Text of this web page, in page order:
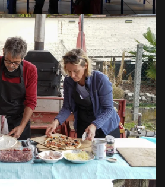
VOIR EN GRAND